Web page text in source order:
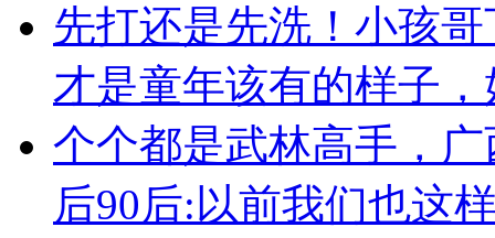
先打还是先洗！小孩
才是童年该有的样子
个个都是武林高手，
后90后:以前我们也这